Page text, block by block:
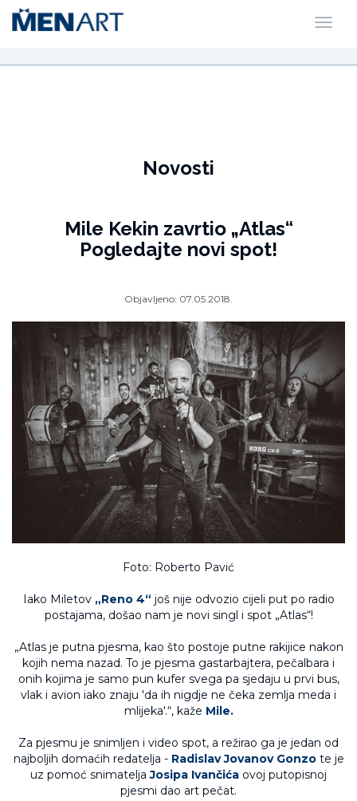
Novosti
Mile Kekin zavrtio „Atlas“
Pogledajte novi spot!
Objavljeno: 07.05.2018.
Foto: Roberto Pavić
Iako Miletov „Reno 4“ još nije odvozio cijeli put po radio
postajama, došao nam je novi singl i spot „Atlas“!
„Atlas je putna pjesma, kao što postoje putne rakijice nakon
kojih nema nazad. To je pjesma gastarbajtera, pečalbara i
onih kojima je samo pun kufer svega pa sjedaju u prvi bus,
vlak i avion iako znaju 'da ih nigdje ne čeka zemlja meda i
mlijeka'.“, kaže Mile.
Za pjesmu je snimljen i video spot, a režirao ga je jedan od
najboljih domaćih redatelja - Radislav Jovanov Gonzo te je
uz pomoć snimateljaJosipa Ivančića ovoj putopisnoj
pjesmi dao art pečat.